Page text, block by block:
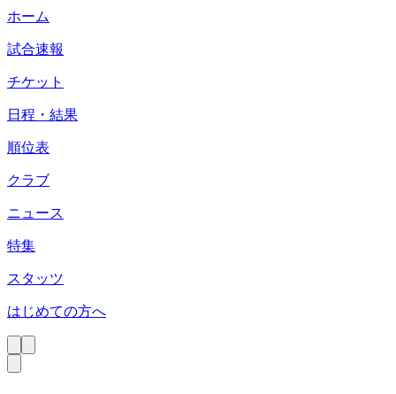
ホーム
試合速報
チケット
日程・結果
順位表
クラブ
ニュース
特集
スタッツ
はじめての方へ